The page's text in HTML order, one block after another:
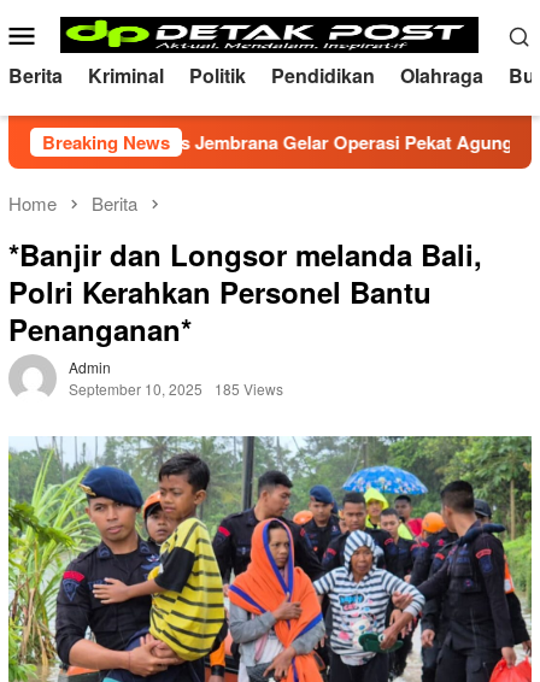
to
content
Mobile
Menu
Berita Kriminal Politik Pendidikan Olahraga
Breaking News
Polres Jembrana Gelar Operasi Pekat Agung 2026
Home Berita
*Banjir dan Longsor melanda Bali,
Polri Kerahkan Personel Bantu
Penanganan*
Admin
September 10, 2025
185 Views